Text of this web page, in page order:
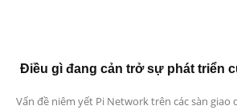
Điều gì đang cản trở sự phát triển
Vấn đề niêm yết Pi Network trên các sàn giao